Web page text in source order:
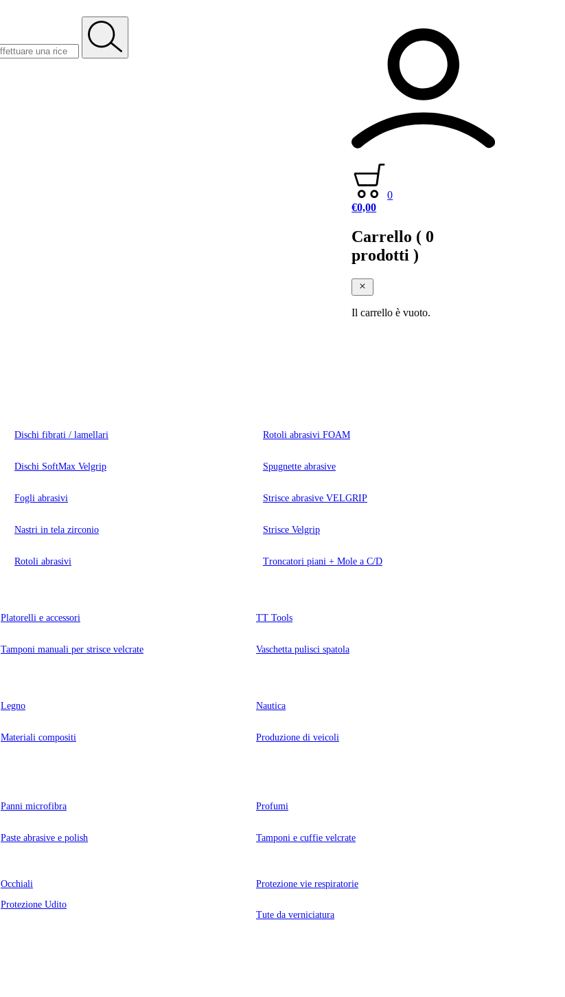
0
€0,00
Carrello ( 0
prodotti )
Il carrello è vuoto.
Dischi fibrati / lamellari
Dischi SoftMax Velgrip
Fogli abrasivi
Nastri in tela zirconio
Rotoli abrasivi
Rotoli abrasivi FOAM
Spugnette abrasive
Strisce abrasive VELGRIP
Strisce Velgrip
Troncatori piani + Mole a C/D
Platorelli e accessori
Tamponi manuali per strisce velcrate
TT Tools
Vaschetta pulisci spatola
Legno
Materiali compositi
Nautica
Produzione di veicoli
Panni microfibra
Paste abrasive e polish
Profumi
Tamponi e cuffie velcrate
Occhiali
Protezione Udito
Protezione vie respiratorie
Tute da verniciatura